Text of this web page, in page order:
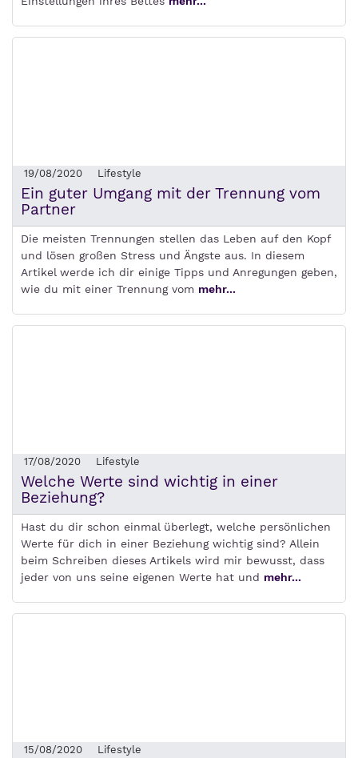
19/08/2020 Lifestyle
Ein guter Umgang mit der Trennung vom
Partner
Die meisten Trennungen stellen das Leben auf den Kopf
und lösen großen Stress und Ängste aus. In diesem
Artikel werde ich dir einige Tipps und Anregungen geben,
wie du mit einer Trennung vom mehr...
17/08/2020 Lifestyle
Welche Werte sind wichtig in einer
Beziehung?
Hast du dir schon einmal überlegt, welche persönlichen
Werte für dich in einer Beziehung wichtig sind? Allein
beim Schreiben dieses Artikels wird mir bewusst, dass
jeder von uns seine eigenen Werte hat und mehr...
15/08/2020 Lifestyle